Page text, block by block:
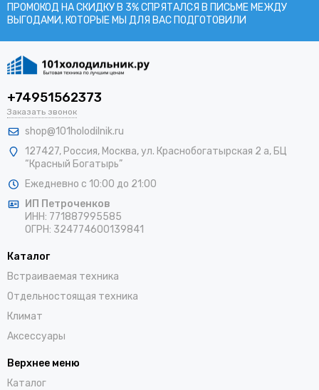
ПРОМОКОД НА СКИДКУ В 3% СПРЯТАЛСЯ В ПИCЬМЕ МЕЖДУ
ВЫГОДАМИ, КОТОРЫЕ МЫ ДЛЯ ВАС ПОДГОТОВИЛИ
+74951562373
Заказать звонок
shop@101holodilnik.ru
127427, Россия, Москва,ул. Краснобогатырская 2 а, БЦ
“Красный Богатырь”
Ежедневно с 10:00 до 21:00
ИП Петроченков
ИНН: 771887995585
ОГРН: 324774600139841
Каталог
Встраиваемая техника
Отдельностоящая техника
Климат
Аксессуары
Верхнее меню
Каталог